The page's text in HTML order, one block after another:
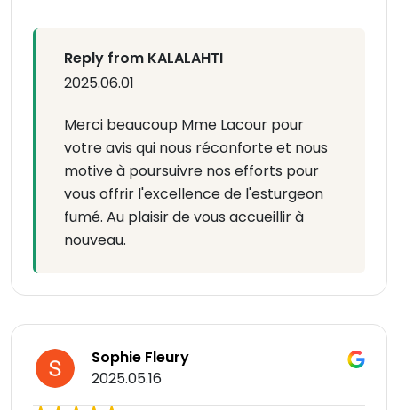
Reply from KALALAHTI
2025.06.01
Merci beaucoup Mme Lacour pour
votre avis qui nous réconforte et nous
motive à poursuivre nos efforts pour
vous offrir l'excellence de l'esturgeon
fumé. Au plaisir de vous accueillir à
nouveau.
Sophie Fleury
2025.05.16